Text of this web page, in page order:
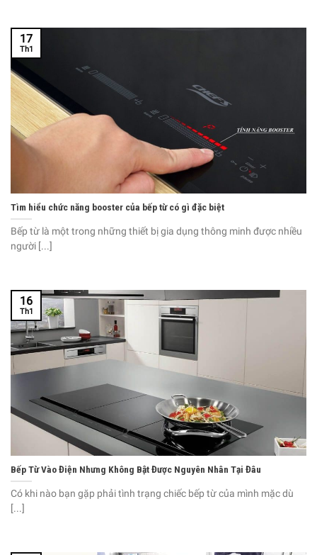
Tìm hiểu chức năng booster của bếp từ có gì đặc biệt
Bếp từ là một trong những thiết bị gia dụng thông minh được nhiều
người [...]
17
Th1
Bếp Từ Vào Điện Nhưng Không Bật Được Nguyên Nhân Tại Đâu
Có khi nào bạn gặp phải tình trạng chiếc bếp từ của mình mặc dù
[...]
16
Th1